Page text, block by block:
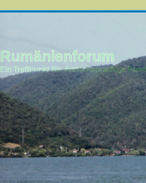
Rumänienforum
Ein Treffpunkt für deutschsprachige